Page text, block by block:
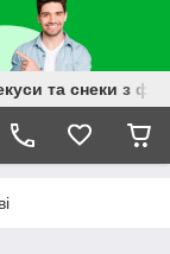
та снеки з